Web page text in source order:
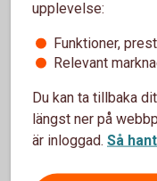
Vill du att dina elever
i hela landet.
Ungekonomi
upplevelse:
Funktioner,
Relevant
Du kan ta tillbaka
längst ner på
är inloggad. Så